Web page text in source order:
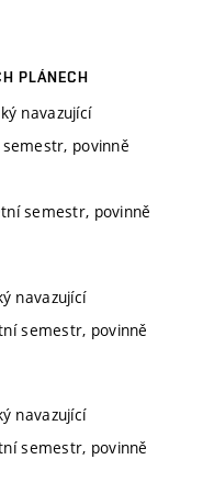
PLÁNECH
navazující
povinně
semestr, povinně
navazující
semestr, povinně
navazující
semestr, povinně